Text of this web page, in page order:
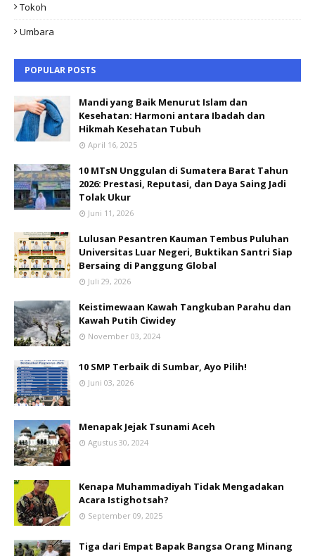
Tokoh
Umbara
POPULAR POSTS
Mandi yang Baik Menurut Islam dan
Kesehatan: Harmoni antara Ibadah dan
Hikmah Kesehatan Tubuh
April 16, 2025
10 MTsN Unggulan di Sumatera Barat Tahun
2026: Prestasi, Reputasi, dan Daya Saing Jadi
Tolak Ukur
Juni 11, 2026
Lulusan Pesantren Kauman Tembus Puluhan
Universitas Luar Negeri, Buktikan Santri Siap
Bersaing di Panggung Global
Juli 29, 2026
Keistimewaan Kawah Tangkuban Parahu dan
Kawah Putih Ciwidey
November 03, 2024
10 SMP Terbaik di Sumbar, Ayo Pilih!
Juni 03, 2026
Menapak Jejak Tsunami Aceh
Agustus 30, 2024
Kenapa Muhammadiyah Tidak Mengadakan
Acara Istighotsah?
September 09, 2025
Tiga dari Empat Bapak Bangsa Orang Minang